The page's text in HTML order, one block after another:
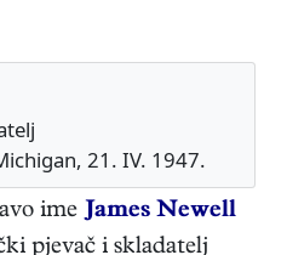
21. IV. 1947.
ime James Newell
pjevač i skladatelj